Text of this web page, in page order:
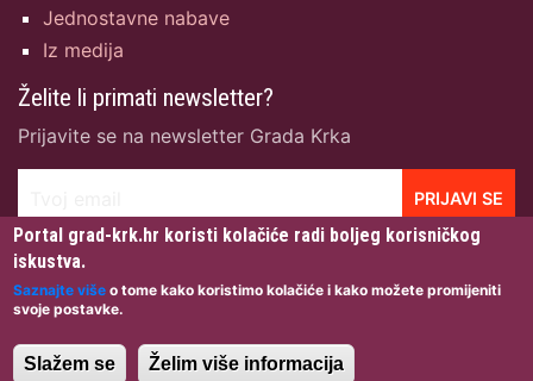
Jednostavne nabave
Iz medija
Želite li primati newsletter?
Prijavite se na newsletter Grada Krka
PRIJAVI SE
Gržetić· Izrada & Hosting:NetCom d.o.o.
korištenja·Zaštita privatnosti·Pristupačnost
Portal grad-krk.hr koristi kolačiće radi boljeg korisničkog
iskustva.
Saznajte više o tome kako koristimo kolačiće i kako možete promijeniti
svoje postavke.
Slažem se Želim više informacija